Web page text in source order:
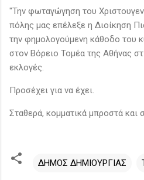
"Την φωταγώγηση του
πόλης μας επέλεξε η Διοίκηση
την φημολογούμενη κάθοδο του
στον Βόρειο Τομέα της Αθήνας
εκλογές.
Προσέχει για να έχει.
Σταθερά, κομματικά μπροστά και
ΔΗΜΟΣ ΔΗΜΙΟΥΡΓΙΑΣ